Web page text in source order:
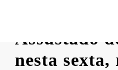
Assustado
nesta